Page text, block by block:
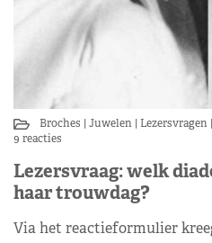
Broches Juwelen Lezersvragen
9 reacties
Lezersvraag: welk
haar trouwdag?
Via het reactieformulier